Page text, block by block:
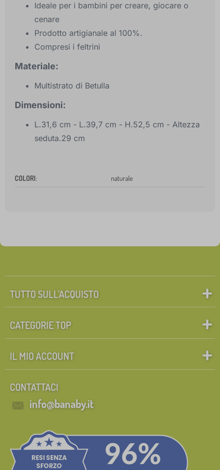
Ideale per i bambini per creare, giocare o
cenare
Prodotto artigianale al 100%.
Compresi i feltrini
Materiale:
Multistrato di Betulla
Dimensioni:
L.31,6 cm - L.39,7 cm - H.52,5 cm - Altezza
seduta.29 cm
COLORI: naturale
TUTTO SULL’ACQUISTO
CATEGORIE TOP
IL MIO ACCOUNT
CONTATTACI
info@banaby.it